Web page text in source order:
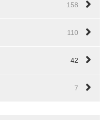
158
110
42
7